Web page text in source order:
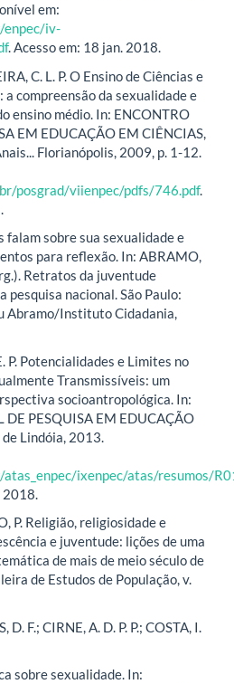
em:
enpec/iv-
. Acesso em: 18 jan. 2018.
C. L. P. O Ensino de Ciências e
a compreensão da sexualidade e
ensino médio. In: ENCONTRO
EM EDUCAÇÃO EM CIÊNCIAS,
Florianópolis, 2009, p. 1-12.
posgrad/viienpec/pdfs/746.pdf.
falam sobre sua sexualidade e
para reflexão. In: ABRAMO,
Retratos da juventude
pesquisa nacional. São Paulo:
Abramo/Instituto Cidadania,
P. Potencialidades e Limites no
Transmissíveis: um
socioantropológica. In:
PESQUISA EM EDUCAÇÃO
de Lindóia, 2013.
ixenpec/atas/resumos/
2018.
P. Religião, religiosidade e
e juventude: lições de uma
de mais de meio século de
de Estudos de População, v.
D. F.; CIRNE, A. D. P. P.; COSTA, I.
sobre sexualidade. In: